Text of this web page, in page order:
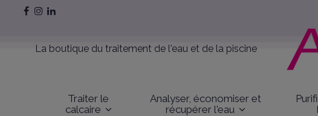
La boutique du traitement de l'eau et de la piscine
Traiter le
calcaire
Analyser, économiser et
récupérer l'eau